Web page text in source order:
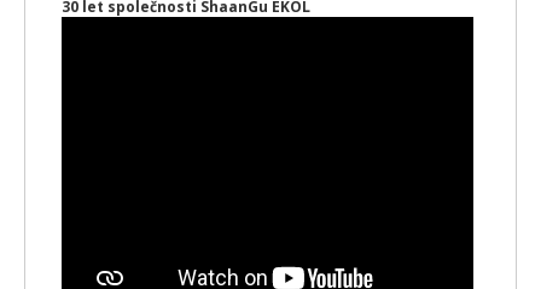
30 let společnosti ShaanGu EKOL